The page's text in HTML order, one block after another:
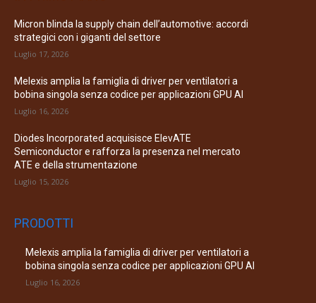
Micron blinda la supply chain dell’automotive: accordi
strategici con i giganti del settore
Luglio 17, 2026
Melexis amplia la famiglia di driver per ventilatori a
bobina singola senza codice per applicazioni GPU AI
Luglio 16, 2026
Diodes Incorporated acquisisce ElevATE
Semiconductor e rafforza la presenza nel mercato
ATE e della strumentazione
Luglio 15, 2026
PRODOTTI
Melexis amplia la famiglia di driver per ventilatori a
bobina singola senza codice per applicazioni GPU AI
Luglio 16, 2026